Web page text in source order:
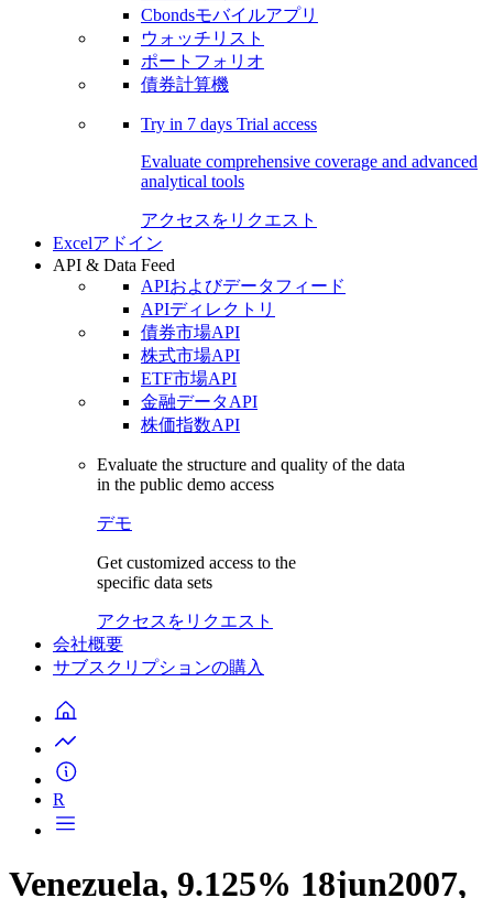
Cbondsモバイルアプリ
ウォッチリスト
ポートフォリオ
債券計算機
Try in 7 days Trial access
Evaluate comprehensive coverage and advanced
analytical tools
アクセスをリクエスト
Excelアドイン
API & Data Feed
APIおよびデータフィード
APIディレクトリ
債券市場API
株式市場API
ETF市場API
金融データAPI
株価指数API
Evaluate the structure and quality of the data
in the public demo access
デモ
Get customized access to the
specific data sets
アクセスをリクエスト
会社概要
サブスクリプションの購入
R
Venezuela, 9.125% 18jun2007,